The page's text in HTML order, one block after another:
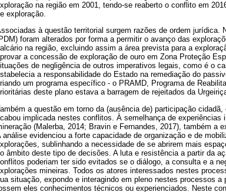
na região em 2001, tendo-se reaberto o conflito em
exploração.
à questão territorial surgem razões de ordem
foram alterados por forma a permitir o avanço das
na região, excluindo assim a área prevista para a
a concessão de exploração de ouro em Zona Proteção
de negligência de outros imperativos legais, como é o
a responsabilidade do Estado na remediação do
um programa específico - o PRAMD, Programa de
deste plano estava a barragem de rejeitados da
a questão em torno da (ausência de) participação
implicada nestes conflitos. À semelhança de experiências
(Malerba, 2014; Bravin e Fernandes, 2017), também a
análise evidenciou a forte capacidade de organização e de
sublinhando a necessidade de se abrirem mais
âmbito deste tipo de decisões. A luta e resistência a partir da
poderiam ter sido evitados se o diálogo, a consulta e a
mineiras. Todos os atores interessados nestes
situação, expondo e interagindo em pleno nestes processos
eles conhecimentos técnicos ou experienciados. Neste